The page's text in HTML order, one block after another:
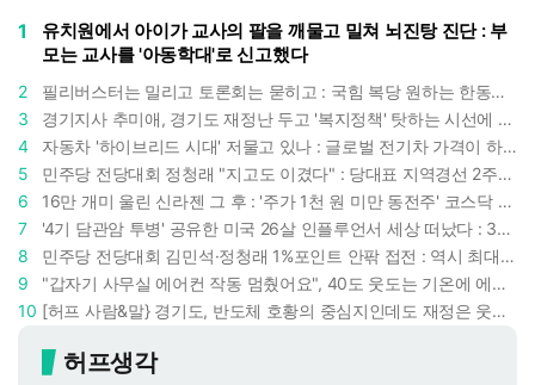
1
유치원에서 아이가 교사의 팔을 깨물고 밀쳐 뇌진탕 진단 : 부
모는 교사를 '아동학대'로 신고했다
2
필리버스터는 밀리고 토론회는 묻히고 : 국힘 복당 원하는 한동훈, '검사 정치'의 한계만 드러내나
3
경기지사 추미애, 경기도 재정난 두고 '복지정책' 탓하는 시선에 정면 반박 : "고령자와 아이 인구 급증"
4
자동차 '하이브리드 시대' 저물고 있나 : 글로벌 전기차 가격이 하이브리드 차보다 낮아졌다
5
민주당 전당대회 정청래 "지고도 이겼다" : 당대표 지역경선 2주차서도 격차 1%p대로 버텼다
6
16만 개미 울린 신라젠 그 후 : '주가 1천 원 미만 동전주' 코스닥 38곳 코스피 10곳, 총 48곳 이르렀다
7
'4기 담관암 투병' 공유한 미국 26살 인플루언서 세상 떠났다 : 3년간 보여준 희망과 용기
8
민주당 전당대회 김민석·정청래 1%포인트 안팎 접전 : 역시 최대 승부처는 호남과 수도권
9
"갑자기 사무실 에어컨 작동 멈췄어요", 40도 웃도는 기온에 에어컨도 숨이 찬다
10
[허프 사람&말} 경기도, 반도체 호황의 중심지인데도 재정은 웃지 못한다 : 추미애 "빈껍데기 부자 신세"
허프생각